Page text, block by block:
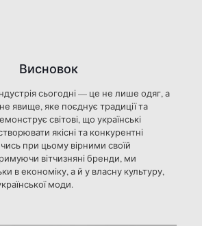
Висновок
сьогодні — це не лише одяг, а
явище, яке поєднує традиції та
світові, що українські
якісні та конкурентні
при цьому вірними своїй
вітчизняні бренди, ми
в економіку, а й у власну культуру,
моди.